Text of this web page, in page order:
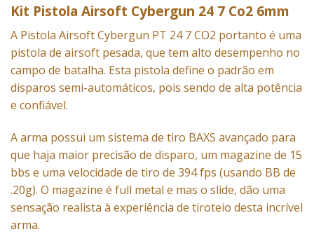
Kit Pistola Airsoft Cybergun 24 7 Co2 6mm
A Pistola AirsoftCybergun PT 24 7 CO2 portanto é uma
pistola de airsoft pesada, que tem alto desempenho no
campo de batalha. Esta pistola define o padrão em
disparos semi-automáticos, pois sendo de alta potência
e confiável.
A arma possui um sistema de tiro BAXS avançado para
que haja maior precisão de disparo, um magazine de 15
bbs e uma velocidade de tiro de 394 fps (usando BB de
.20g). O magazine é full metal e mas o slide, dão uma
sensação realista à experiência de tiroteio desta incrível
arma.